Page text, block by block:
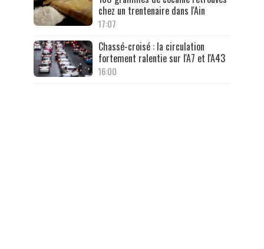
chez un trentenaire dans l'Ain
17:07
Chassé-croisé : la circulation
fortement ralentie sur l'A7 et l'A43
16:00